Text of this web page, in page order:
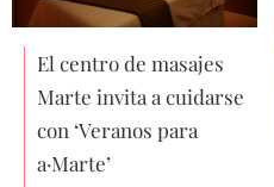
El centro de masajes
Marte invita a cuidarse
con ‘Veranos para
a·Marte’